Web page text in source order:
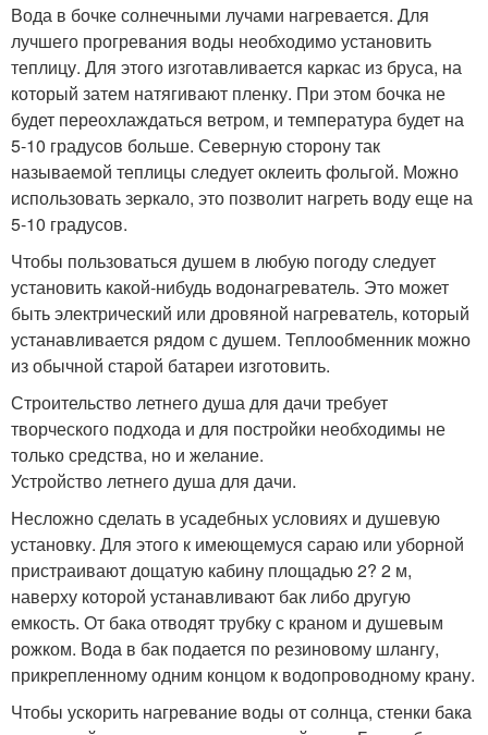
Вода в бочке солнечными лучами нагревается. Для
лучшего прогревания воды необходимо установить
теплицу. Для этого изготавливается каркас из бруса, на
который затем натягивают пленку. При этом бочка не
будет переохлаждаться ветром, и температура будет на
5-10 градусов больше. Северную сторону так
называемой теплицы следует оклеить фольгой. Можно
использовать зеркало, это позволит нагреть воду еще на
5-10 градусов.
Чтобы пользоваться душем в любую погоду следует
установить какой-нибудь водонагреватель. Это может
быть электрический или дровяной нагреватель, который
устанавливается рядом с душем. Теплообменник можно
из обычной старой батареи изготовить.
Строительство летнего душа для дачи требует
творческого подхода и для постройки необходимы не
только средства, но и желание.
Устройство летнего душа для дачи.
Несложно сделать в усадебных условиях и душевую
установку. Для этого к имеющемуся сараю или уборной
пристраивают дощатую кабину площадью 2? 2 м,
наверху которой устанавливают бак либо другую
емкость. От бака отводят трубку с краном и душевым
рожком. Вода в бак подается по резиновому шлангу,
прикрепленному одним концом к водопроводному крану.
Чтобы ускорить нагревание воды от солнца, стенки бака